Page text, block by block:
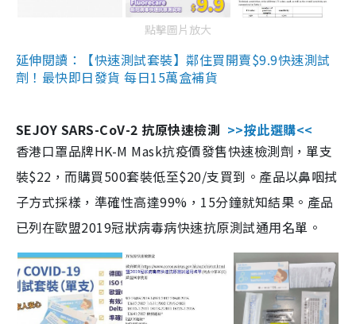
點擊圖片放大
延伸閱讀：【快速測試套裝】鄰住買開賣$9.9快速測試
劑！最快即日發貨 每日15萬盒補貨
SEJOY SARS-CoV-2 抗原快速檢測 >>按此選購<<
香港口罩品牌HK-M Mask抗疫價發售快速檢測劑，單支
裝$22，而購買500套裝低至$20/支買到。產品以鼻咽拭
子方式採樣，準確性高達99%，15分鐘就知結果。產品
已列在歐盟2019冠狀病毒病快速抗原測試通用名單。